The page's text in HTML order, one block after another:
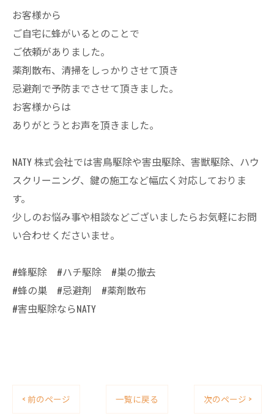
お客様から
ご自宅に蜂がいるとのことで
ご依頼がありました。
薬剤散布、清掃をしっかりさせて頂き
忌避剤で予防までさせて頂きました。
お客様からは
ありがとうとお声を頂きました。
NATY 株式会社では害鳥駆除や害虫駆除、害獣駆除、ハウ
スクリーニング、鍵の施工など幅広く対応しておりま
す。
少しのお悩み事や相談などございましたらお気軽にお問
い合わせくださいませ。
#蜂駆除 #ハチ駆除 #巣の撤去
#蜂の巣 #忌避剤 #薬剤散布
#害虫駆除ならNATY
< 前のページ 一覧に戻る 次のページ >